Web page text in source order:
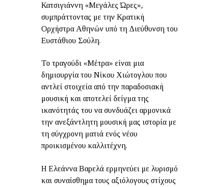
Κατσιγιάννη «Μεγάλες Ώρες»,
συμπράττοντας με την Κρατική
Ορχήστρα Αθηνών υπό τη Διεύθυνση του
Ευστάθιου Σούλη.
Το τραγούδι «Μέτρα» είναι μια
δημιουργία του Νίκου Χιώτογλου που
αντλεί στοιχεία από την παραδοσιακή
μουσική και αποτελεί δείγμα της
ικανότητάς του να συνδυάζει αρμονικά
την ανεξάντλητη μουσική μας ιστορία με
τη σύγχρονη ματιά ενός νέου
προικισμένου καλλιτέχνη.
Η Ελεάννα Βαρελά ερμηνεύει με λυρισμό
και συναίσθημα τους αξιόλογους στίχους